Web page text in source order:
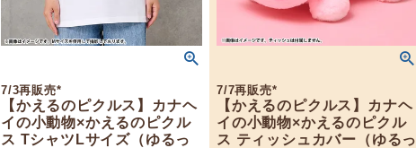
7/3再販売*
【かえるのピクルス】カナヘ
イの小動物×かえるのピクル
ス TシャツLサイズ（ゆるっ
7/7再販売*
【かえるのピクルス】カナヘ
イの小動物×かえるのピクル
ス ティッシュカバー（ゆるっ